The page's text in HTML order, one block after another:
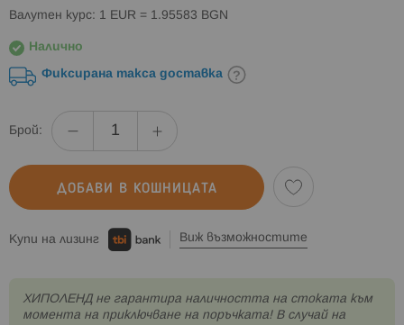
Валутен курс: 1 EUR = 1.95583 BGN
Налично
Фиксирана такса доставка
Брой:
ДОБАВИ В КОШНИЦАТА
Купи на лизинг Виж възможностите
XИПОЛЕНД не гарантира наличността на стоката към
момента на приключване на поръчката! В случай на